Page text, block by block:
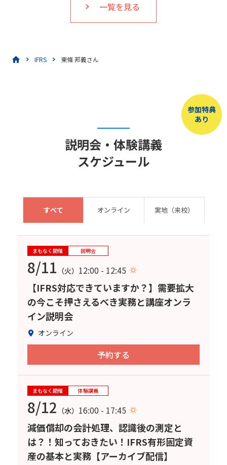
一覧を見る
IFRS 東條 邦義さん
参加特典
あり
説明会・体験講義
スケジュール
すべて オンライン 実地（来校）
まもなく開催 説明会
8/11 （火） 12:00 - 12:45
【IFRS対応できていますか？】需要拡大
の今こそ押さえるべき実務と講座オンラ
イン説明会
オンライン
予約する
まもなく開催 体験講義
8/12 （水） 16:00 - 17:45
減価償却の会計処理、認識後の測定と
は？！知っておきたい！IFRS有形固定資
産の基本と実務【アーカイブ配信】